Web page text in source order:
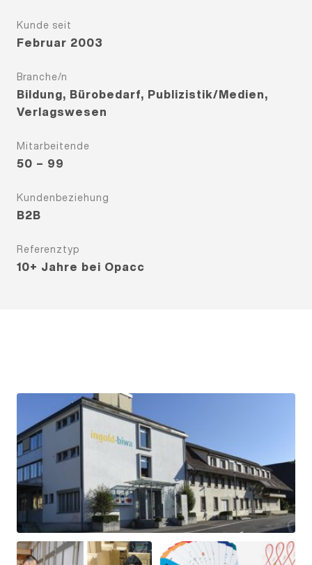
Kunde seit
Februar 2003
Branche/n
Bildung, Bürobedarf, Publizistik/Medien,
Verlagswesen
Mitarbeitende
50 – 99
Kundenbeziehung
B2B
Referenztyp
10+ Jahre bei Opacc